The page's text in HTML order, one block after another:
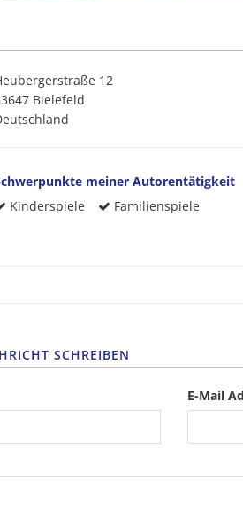
12
Bielefeld
meiner Autorentätigkeit
Kinderspiele
Familienspiele
SCHREIBEN
E-Mail